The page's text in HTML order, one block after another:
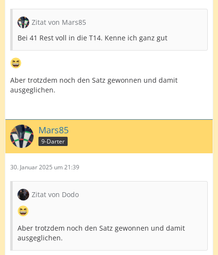
Zitat von Mars85
Bei 41 Rest voll in die T14. Kenne ich ganz gut
Aber trotzdem noch den Satz gewonnen und damit
ausgeglichen.
Mars85
9-Darter
30. Januar 2025 um 21:39
Zitat von Dodo
Aber trotzdem noch den Satz gewonnen und damit
ausgeglichen.